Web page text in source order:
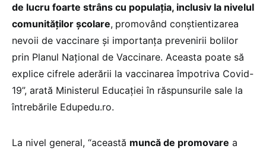
de lucru foarte strâns cu populația, inclusiv la nivelul
comunităților școlare, promovând conștientizarea
nevoii de vaccinare și importanța prevenirii bolilor
prin Planul Național de Vaccinare. Aceasta poate să
explice cifrele aderării la vaccinarea împotriva Covid-
19”, arată Ministerul Educației în răspunsurile sale la
întrebările Edupedu.ro.
La nivel general, “această muncă de promovare a